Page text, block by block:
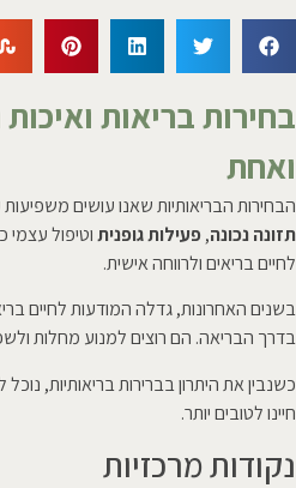
בחירות בריאות
ואחת
הבחירות הבריאותיות שאנו עושים
תזונה נכונה,פעילות גופניתוטיפול עצמי
לחיים בריאים ולרווחה אישית.
בשנים האחרונות, גדלה המודעות לחיים
בדרך הבריאה. הם רוצים למנוע מחלות
כשנבין את היתרון בברירות בריאותיות,
חיינו לטובים יותר.
נקודות מרכזיות